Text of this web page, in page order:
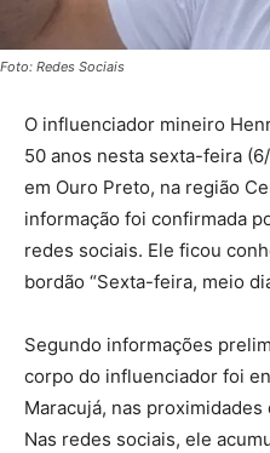
Foto: Redes Sociais
O influenciador mineiro
50 anos nesta sexta-feira
em Ouro Preto, na região
informação foi confirmada
redes sociais. Ele ficou
bordão “Sexta-feira, meio
Segundo informações
corpo do influenciador foi
Maracujá, nas
Nas redes sociais, ele